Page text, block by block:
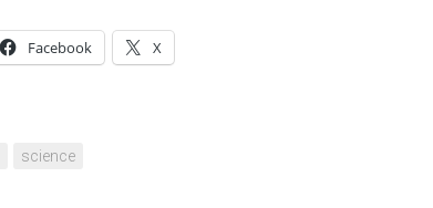
Facebook X
science